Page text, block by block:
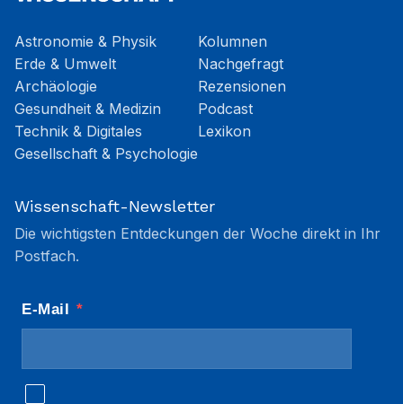
Astronomie & Physik
Erde & Umwelt
Archäologie
Gesundheit & Medizin
Technik & Digitales
Gesellschaft & Psychologie
Kolumnen
Nachgefragt
Rezensionen
Podcast
Lexikon
Wissenschaft-Newsletter
Die wichtigsten Entdeckungen der Woche direkt in Ihr
Postfach.